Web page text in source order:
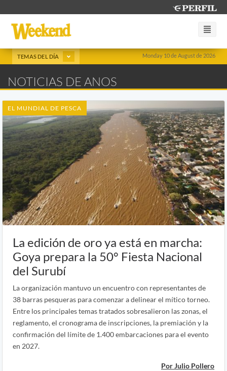
Monday 10 de August de 2026
TEMAS DEL DÍA
NOTICIAS DE ANOS
EL MUNDIAL DE PESCA
La edición de oro ya está en marcha:
Goya prepara la 50° Fiesta Nacional
del Surubí
La organización mantuvo un encuentro con representantes de
38 barras pesqueras para comenzar a delinear el mítico torneo.
Entre los principales temas tratados sobresalieron las zonas, el
reglamento, el cronograma de inscripciones, la premiación y la
confirmación del límite de 1.400 embarcaciones para el evento
en 2027.
Por Julio Pollero